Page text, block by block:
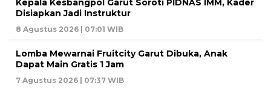
Disiapkan Jadi Instruktur
8 Agustus 2026 | 07:01 WIB
Lomba Mewarnai Fruitcity Garut Dibuka, Anak
Dapat Main Gratis 1 Jam
7 Agustus 2026 | 07:37 WIB